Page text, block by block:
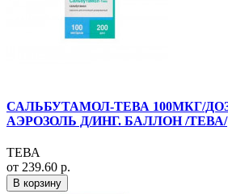
САЛЬБУТАМОЛ-ТЕВА 100МКГ/
АЭРОЗОЛЬ Д/ИНГ. БАЛЛОН /ТЕВА/
ТЕВА
от 239.60 р.
В корзину